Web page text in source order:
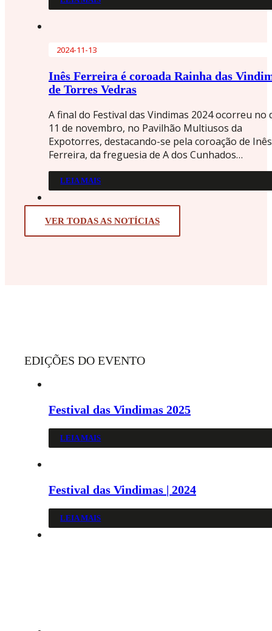
2024-11-13
Inês Ferreira é coroada Rainha das
de Torres Vedras
A final do Festival das Vindimas 2024 ocorreu no
11 de novembro, no Pavilhão Multiusos da
Expotorres, destacando-se pela coroação de Inês
Ferreira, da freguesia de A dos Cunhados…
LEIA MAIS
VER TODAS AS NOTÍCIAS
EDIÇÕES DO EVENTO
Festival das Vindimas 2025
LEIA MAIS
Festival das Vindimas | 2024
LEIA MAIS